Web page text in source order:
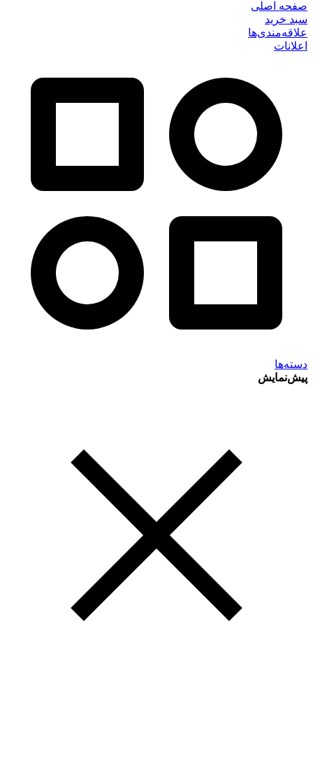
صفحه اصلی
سبد خرید
علاقه‌مندی‌ها
اعلانات
دسته‌ها
پیش‌نمایش